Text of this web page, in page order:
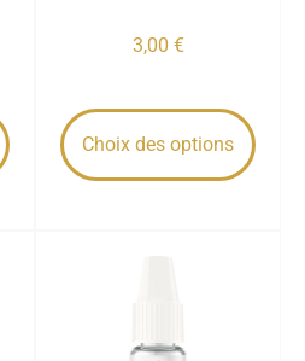
3,00 €
Choix des options